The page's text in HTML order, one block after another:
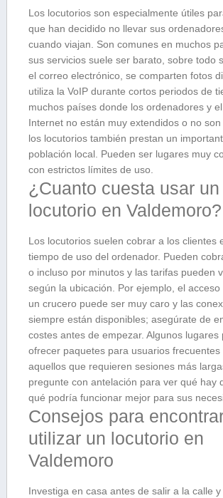
Los locutorios son especialmente útiles
que han decidido no llevar sus
cuando viajan. Son comunes en muchos
sus servicios suele ser barato, sobre todo
el correo electrónico, se comparten fotos
utiliza la VoIP durante cortos periodos de
muchos países donde los ordenadores y
Internet no están muy extendidos o no son
los locutorios también prestan un
población local. Pueden ser lugares muy
con estrictos límites de uso.
¿Cuanto cuesta usar un
locutorio en Valdemoro?
Los locutorios suelen cobrar a los clientes
tiempo de uso del ordenador. Pueden
o incluso por minutos y las tarifas pueden
según la ubicación. Por ejemplo, el
un crucero puede ser muy caro y las
siempre están disponibles; asegúrate de
costes antes de empezar. Algunos lugares
ofrecer paquetes para usuarios frecuentes
aquellos que requieren sesiones más
pregunte con antelación para ver qué hay
qué podría funcionar mejor para sus
Consejos para
utilizar un locutorio en
Valdemoro
Investiga en casa antes de salir a la calle